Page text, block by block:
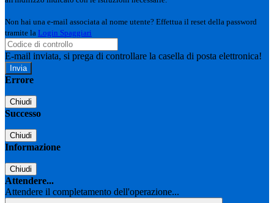
Non hai una e-mail associata al nome utente? Effettua il reset della password
tramite la Login Spaggiari
E-mail inviata, si prega di controllare la casella di posta elettronica!
Errore
Chiudi
Successo
Chiudi
Informazione
Chiudi
Attendere...
Attendere il completamento dell'operazione...